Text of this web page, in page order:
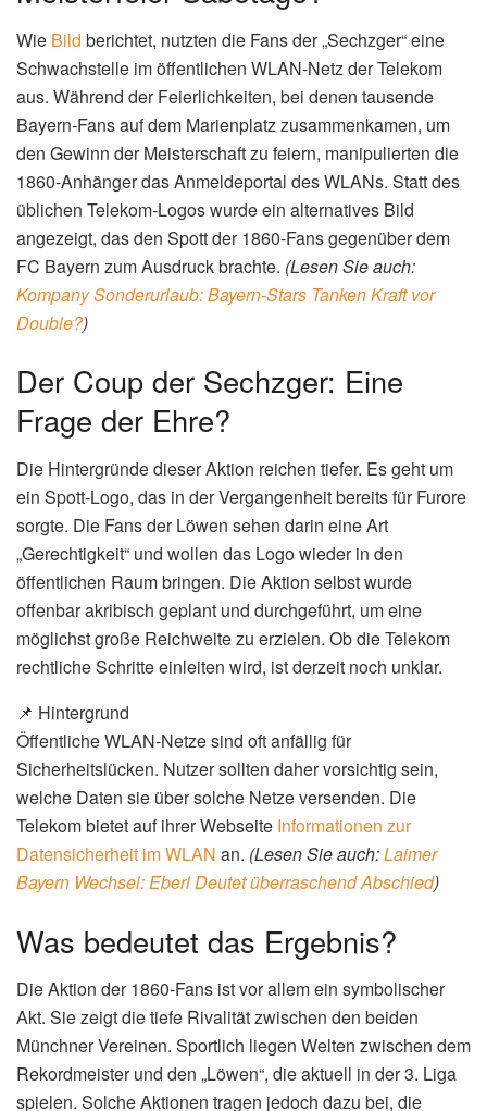
Wie Bild berichtet, nutzten die Fans der „Sechzger“ eine
Schwachstelle im öffentlichen WLAN-Netz der Telekom
aus. Während der Feierlichkeiten, bei denen tausende
Bayern-Fans auf dem Marienplatz zusammenkamen, um
den Gewinn der Meisterschaft zu feiern, manipulierten die
1860-Anhänger das Anmeldeportal des WLANs. Statt des
üblichen Telekom-Logos wurde ein alternatives Bild
angezeigt, das den Spott der 1860-Fans gegenüber dem
FC Bayern zum Ausdruck brachte. (Lesen Sie auch:
Kompany Sonderurlaub: Bayern-Stars Tanken Kraft vor
Double?)
Der Coup der Sechzger: Eine
Frage der Ehre?
Die Hintergründe dieser Aktion reichen tiefer. Es geht um
ein Spott-Logo, das in der Vergangenheit bereits für Furore
sorgte. Die Fans der Löwen sehen darin eine Art
„Gerechtigkeit“ und wollen das Logo wieder in den
öffentlichen Raum bringen. Die Aktion selbst wurde
offenbar akribisch geplant und durchgeführt, um eine
möglichst große Reichweite zu erzielen. Ob die Telekom
rechtliche Schritte einleiten wird, ist derzeit noch unklar.
📌 Hintergrund
Öffentliche WLAN-Netze sind oft anfällig für
Sicherheitslücken. Nutzer sollten daher vorsichtig sein,
welche Daten sie über solche Netze versenden. Die
Telekom bietet auf ihrer Webseite Informationen zur
Datensicherheit im WLAN an. (Lesen Sie auch:Laimer
Bayern Wechsel: Eberl Deutet überraschend Abschied)
Was bedeutet das Ergebnis?
Die Aktion der 1860-Fans ist vor allem ein symbolischer
Akt. Sie zeigt die tiefe Rivalität zwischen den beiden
Münchner Vereinen. Sportlich liegen Welten zwischen dem
Rekordmeister und den „Löwen“, die aktuell in der 3. Liga
spielen. Solche Aktionen tragen jedoch dazu bei, die